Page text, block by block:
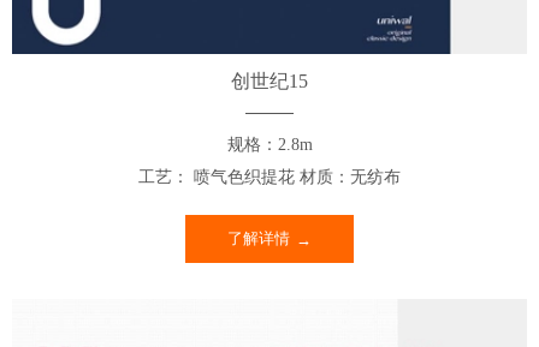
创世纪15
规格：2.8m
工艺： 喷气色织提花 材质：无纺布
了解详情